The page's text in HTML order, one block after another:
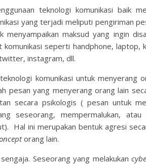
teknologi komunikasi baik
yang terjadi meliputi pengiriman
maksud yang ingin
komunikasi seperti handphone, laptop,
instagram, dll.
komunikasi untuk menyerang
pesan yang menyerang orang lain
secara psikologis ( pesan untuk
seseorang, mempermalukan, atau
Hal ini merupakan bentuk agresi
orang lain.
Seseorang yang melakukan